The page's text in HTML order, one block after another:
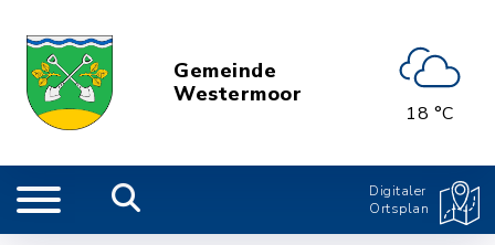
Gemeinde
Westermoor
18 °C
Digitaler
Ortsplan